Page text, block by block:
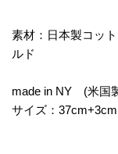
素材：日本製コッ
ルド
made in NY (米国
サイズ：